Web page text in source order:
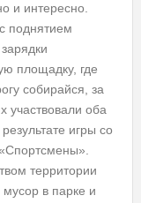
и интересно.
поднятием
площадку, где
собирайся, за
участвовали оба
игры со
территории
в парке и